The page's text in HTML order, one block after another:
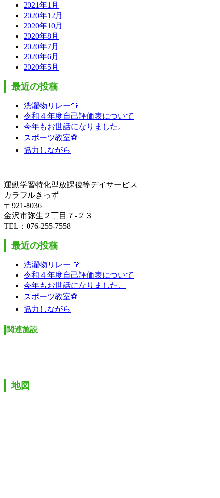
2021年1月
2020年12月
2020年10月
2020年8月
2020年7月
2020年6月
2020年5月
最近の投稿
洗濯物リレー👕
令和４年度自己評価表について
今年もお世話になりました。
スポーツ教室⚽
協力しながら
運動学習特化型放課後等デイサービス
カラフルきっず
〒921-8036
金沢市弥生２丁目７-２３
TEL：076-255-7558
最近の投稿
洗濯物リレー👕
令和４年度自己評価表について
今年もお世話になりました。
スポーツ教室⚽
協力しながら
関連施設
地図